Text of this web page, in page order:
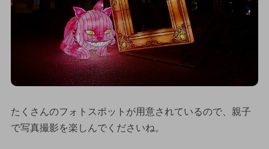
たくさんのフォトスポットが用意されているので、親子
で写真撮影を楽しんでくださいね。